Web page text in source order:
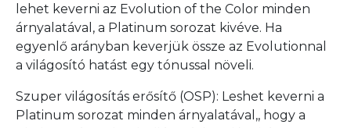
lehet keverni az Evolution of the Color minden
árnyalatával, a Platinum sorozat kivéve. Ha
egyenlő arányban keverjük össze az Evolutionnal
a világosító hatást egy tónussal növeli.
Szuper világosítás erősítő (OSP): Leshet keverni a
Platinum sorozat minden árnyalatával,, hogy a